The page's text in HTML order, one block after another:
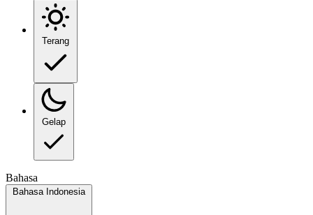
Terang
Gelap
Bahasa
Bahasa Indonesia